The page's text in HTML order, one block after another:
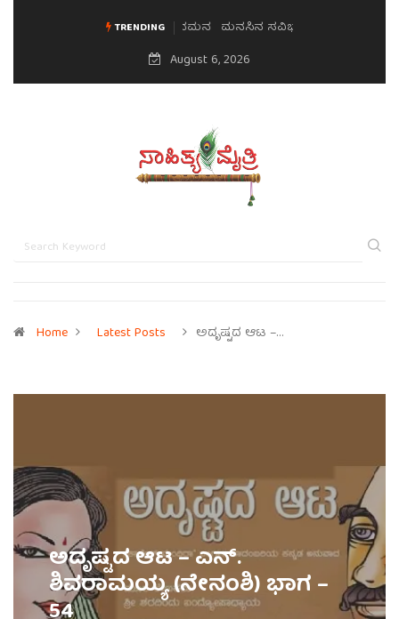
TRENDING ಮನಸಿನ ಸವಿಭಾವ
August 6, 2026
Home Latest Posts ಅದೃಷ್ಟದ ಆಟ –…
ಅದೃಷ್ಟದ ಆಟ – ಎನ್.
ಶಿವರಾಮಯ್ಯ (ನೇನಂಶಿ) ಭಾಗ –